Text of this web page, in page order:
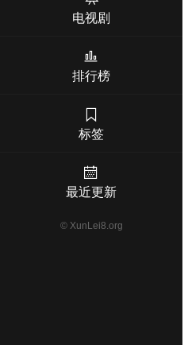
电视剧
排行榜
标签
最近更新
© XunLei8.org